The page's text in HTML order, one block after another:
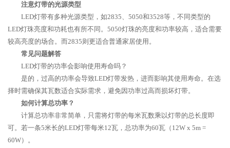
注意灯带的光源类型
LED灯带有多种光源类型，如2835、5050和3528等，不同类型的
LED灯珠亮度和功耗也有所不同。5050灯珠的亮度和功率较高，适合需要
较高亮度的场合。而2835则更适合普通家居使用。
常见问题解答
LED灯带的功率会影响使用寿命吗？
是的，过高的功率会导致LED灯带发热，进而影响其使用寿命。在选
择时需确保其瓦数适合实际需求，避免因功率过高而损坏灯带。
如何计算总功率？
计算总功率非常简单，只需将灯带的每米瓦数乘以灯带的总长度即
可。若一条5米长的LED灯带每米12瓦，总功率为60瓦（12W x 5m =
60W）。